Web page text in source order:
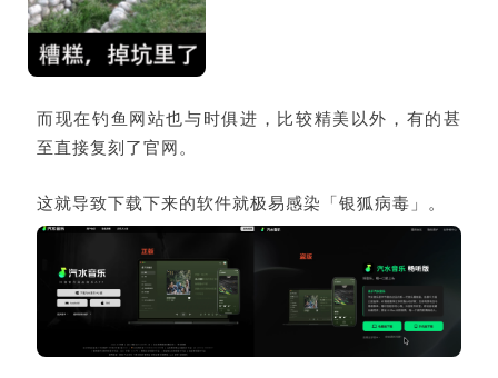
而现在钓鱼网站也与时俱进，比较精美以外，有的甚
至直接复刻了官网。
这就导致下载下来的软件就极易感染「银狐病毒」。